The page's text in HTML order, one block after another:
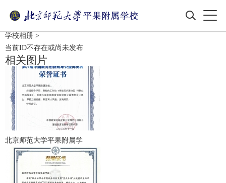
学校相册 >
当前ID不存在或尚未发布
相关图片
北京师范大学平果附属学